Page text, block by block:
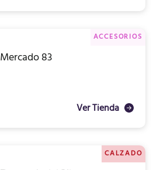
ACCESORIOS
Mercado 83
Ver Tienda
CALZADO